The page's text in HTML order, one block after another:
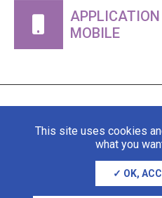
APPLICATION
MOBILE
Mentions légales
This site uses cookies
what you
OK,